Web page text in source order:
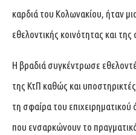
καρδιά του Κολωνακίου, ήταν
εθελοντικής κοινότητας και
Η βραδιά συγκέντρωσε
της ΚτΠ καθώς και
τη σφαίρα του
που ενσαρκώνουν το